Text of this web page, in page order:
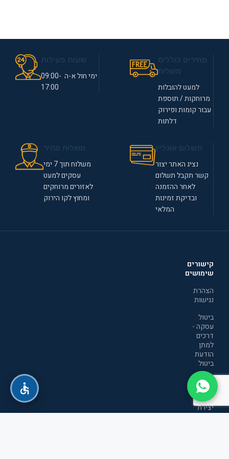
למעט להובלות
מרוחקות / תוספת
עבור קומות ופירוק
דלתות
ימי חול א-ה 09:00-
17:00
נציג האתר יצור
קשר תקבל תשלום
לאחר ההזמנה
ובדיקת זמינות
המלאי
משלוח תוך 7 ימי
עסקים למעט
לאזורים מרוחקים
ומחוץ לקו הירוק
קישורים
שימושים
הצהרת
נגישות
ביטול
עסקה -
דרכים
למתן
הודעת
ביטול
מדיניות
הפרטיות
יצירת